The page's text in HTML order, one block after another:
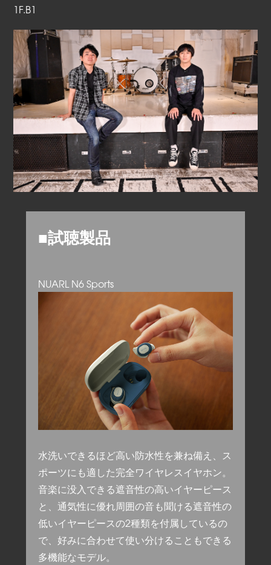
1F.B1
■試聴製品
NUARL N6 Sports
水洗いできるほど高い防水性を兼ね備え、ス
ポーツにも適した完全ワイヤレスイヤホン。
音楽に没入できる遮音性の高いイヤーピース
と、通気性に優れ周囲の音も聞ける遮音性の
低いイヤーピースの2種類を付属しているの
で、好みに合わせて使い分けることもできる
多機能なモデル。